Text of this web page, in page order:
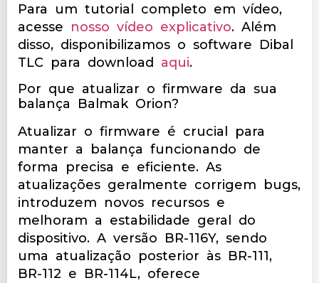
Para um tutorial completo em vídeo,
acesse nosso vídeo explicativo. Além
disso, disponibilizamos o software Dibal
TLC para download aqui.
Por que atualizar o firmware da sua
balança Balmak Orion?
Atualizar o firmware é crucial para
manter a balança funcionando de
forma precisa e eficiente. As
atualizações geralmente corrigem bugs,
introduzem novos recursos e
melhoram a estabilidade geral do
dispositivo. A versão BR-116Y, sendo
uma atualização posterior às BR-111,
BR-112 e BR-114L, oferece